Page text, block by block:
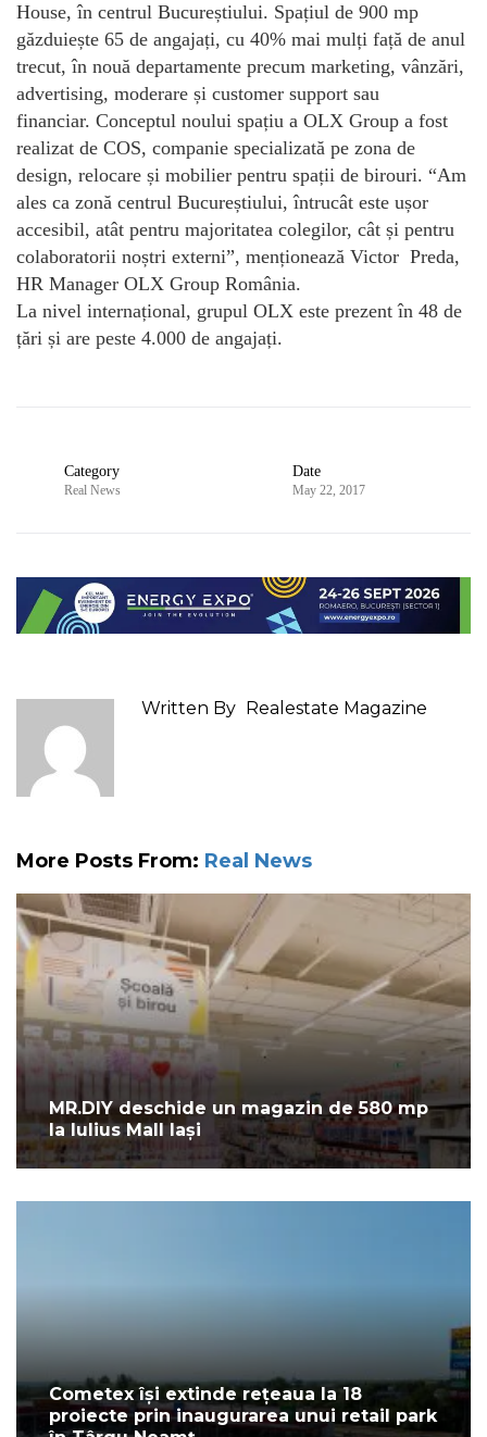
House, în centrul Bucureștiului. Spațiul de 900 mp
găzduiește 65 de angajați, cu 40% mai mulți față de anul
trecut, în nouă departamente precum marketing, vânzări,
advertising, moderare și customer support sau
financiar. Conceptul noului spațiu a OLX Group a fost
realizat de COS, companie specializată pe zona de
design, relocare și mobilier pentru spații de birouri. “Am
ales ca zonă centrul Bucureștiului, întrucât este ușor
accesibil, atât pentru majoritatea colegilor, cât și pentru
colaboratorii noștri externi”, menționează Victor Preda,
HR Manager OLX Group România.
La nivel internațional, grupul OLX este prezent în 48 de
țări și are peste 4.000 de angajați.
Category
Real News
Date
May 22, 2017
Written By Realestate Magazine
More Posts From: Real News
MR.DIY deschide un magazin de 580 mp
la Iulius Mall Iași
Cometex își extinde rețeaua la 18
proiecte prin inaugurarea unui retail park